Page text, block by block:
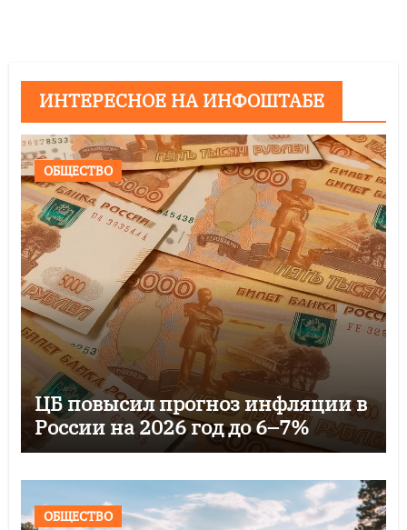
ИНТЕРЕСНОЕ НА ИНФОШТАБЕ
ОБЩЕСТВО
ЦБ повысил прогноз инфляции в
России на 2026 год до 6–7%
ОБЩЕСТВО